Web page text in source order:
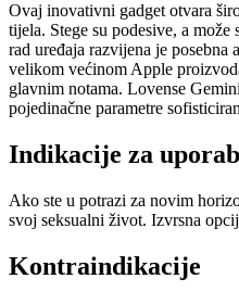
Ovaj inovativni gadget otvara
tijela. Stege su podesive, a
rad uređaja razvijena je
velikom većinom Apple
glavnim notama. Lovense
pojedinačne parametre
Indikacije za
Ako ste u potrazi za novim
svoj seksualni život. Izvrsna
Kontraindikacije